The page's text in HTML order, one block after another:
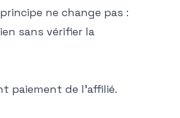
ne change pas :
sans vérifier la
paiement de l'affilié.